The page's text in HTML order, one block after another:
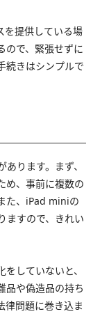
を提供している場
ので、緊張せずに
続きはシンプルで
ります。まず、
め、事前に複数の
た、iPad miniの
ますので、きれい
していないと、
品や偽造品の持ち
律問題に巻き込ま